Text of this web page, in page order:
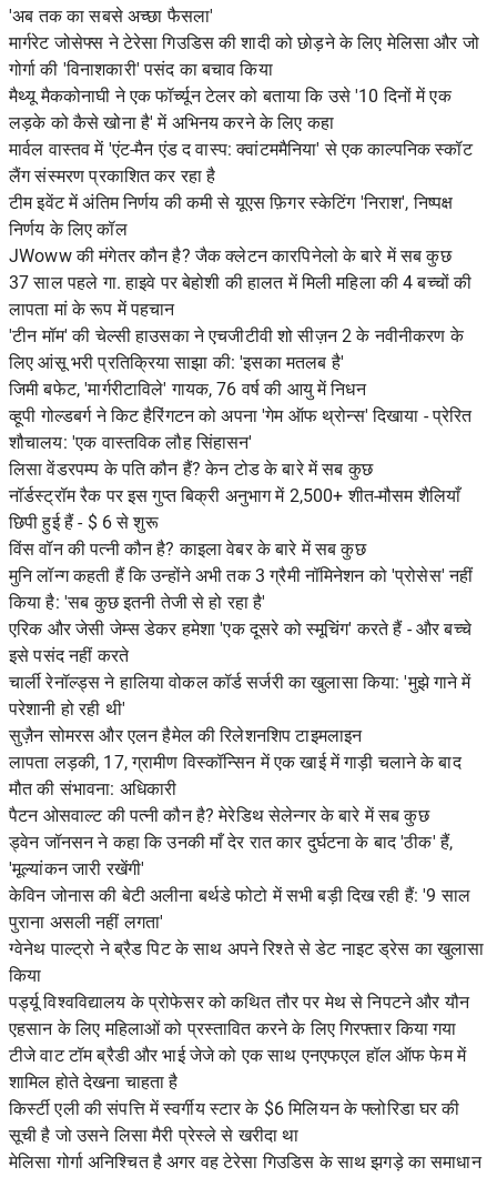
'अब तक का सबसे अच्छा फैसला'
मार्गरेट जोसेफ्स ने टेरेसा गिउडिस की शादी को छोड़ने के लिए मेलिसा और जो
गोर्गा की 'विनाशकारी' पसंद का बचाव किया
मैथ्यू मैककोनाघी ने एक फॉर्च्यून टेलर को बताया कि उसे '10 दिनों में एक
लड़के को कैसे खोना है' में अभिनय करने के लिए कहा
मार्वल वास्तव में 'एंट-मैन एंड द वास्प: क्वांटममैनिया' से एक काल्पनिक स्कॉट
लैंग संस्मरण प्रकाशित कर रहा है
टीम इवेंट में अंतिम निर्णय की कमी से यूएस फ़िगर स्केटिंग 'निराश', निष्पक्ष
निर्णय के लिए कॉल
JWoww की मंगेतर कौन है? जैक क्लेटन कारपिनेलो के बारे में सब कुछ
37 साल पहले गा. हाइवे पर बेहोशी की हालत में मिली महिला की 4 बच्चों की
लापता मां के रूप में पहचान
'टीन मॉम' की चेल्सी हाउसका ने एचजीटीवी शो सीज़न 2 के नवीनीकरण के
लिए आंसू भरी प्रतिक्रिया साझा की: 'इसका मतलब है'
जिमी बफेट, 'मार्गरीटाविले' गायक, 76 वर्ष की आयु में निधन
व्हूपी गोल्डबर्ग ने किट हैरिंगटन को अपना 'गेम ऑफ थ्रोन्स' दिखाया - प्रेरित
शौचालय: 'एक वास्तविक लौह सिंहासन'
लिसा वेंडरपम्प के पति कौन हैं? केन टोड के बारे में सब कुछ
नॉर्डस्ट्रॉम रैक पर इस गुप्त बिक्री अनुभाग में 2,500+ शीत-मौसम शैलियाँ
छिपी हुई हैं - $ 6 से शुरू
विंस वॉन की पत्नी कौन है? काइला वेबर के बारे में सब कुछ
मुनि लॉन्ग कहती हैं कि उन्होंने अभी तक 3 ग्रैमी नॉमिनेशन को 'प्रोसेस' नहीं
किया है: 'सब कुछ इतनी तेजी से हो रहा है'
एरिक और जेसी जेम्स डेकर हमेशा 'एक दूसरे को स्मूचिंग' करते हैं - और बच्चे
इसे पसंद नहीं करते
चार्ली रेनॉल्ड्स ने हालिया वोकल कॉर्ड सर्जरी का खुलासा किया: 'मुझे गाने में
परेशानी हो रही थी'
सुज़ैन सोमरस और एलन हैमेल की रिलेशनशिप टाइमलाइन
लापता लड़की, 17, ग्रामीण विस्कॉन्सिन में एक खाई में गाड़ी चलाने के बाद
मौत की संभावना: अधिकारी
पैटन ओसवाल्ट की पत्नी कौन है? मेरेडिथ सेलेन्गर के बारे में सब कुछ
ड्वेन जॉनसन ने कहा कि उनकी माँ देर रात कार दुर्घटना के बाद 'ठीक' हैं,
'मूल्यांकन जारी रखेंगी'
केविन जोनास की बेटी अलीना बर्थडे फोटो में सभी बड़ी दिख रही हैं: '9 साल
पुराना असली नहीं लगता'
ग्वेनेथ पाल्ट्रो ने ब्रैड पिट के साथ अपने रिश्ते से डेट नाइट ड्रेस का खुलासा
किया
पर्ड्यू विश्वविद्यालय के प्रोफेसर को कथित तौर पर मेथ से निपटने और यौन
एहसान के लिए महिलाओं को प्रस्तावित करने के लिए गिरफ्तार किया गया
टीजे वाट टॉम ब्रैडी और भाई जेजे को एक साथ एनएफएल हॉल ऑफ फेम में
शामिल होते देखना चाहता है
किर्स्टी एली की संपत्ति में स्वर्गीय स्टार के $6 मिलियन के फ्लोरिडा घर की
सूची है जो उसने लिसा मैरी प्रेस्ले से खरीदा था
मेलिसा गोर्गा अनिश्चित है अगर वह टेरेसा गिउडिस के साथ झगड़े का समाधान